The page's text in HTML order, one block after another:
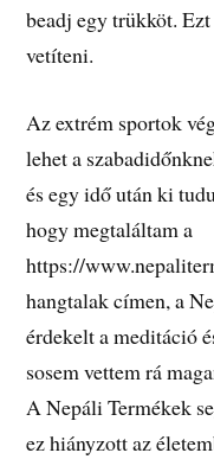
beadj egy trükköt.
vetíteni.
Az extrém sportok
lehet a
és egy idő után ki
hogy megtaláltam a
https://
hangtalak címen, a
érdekelt a meditáció
sosem vettem rá
A Nepáli Termékek
ez hiányzott az